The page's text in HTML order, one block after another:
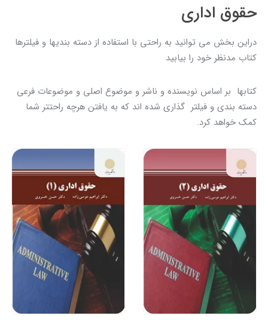
حقوق اداري
دراين بخش مي توانيد به راحتي با استفاده از دسته بنديها و فيلترها
کتاب مدنظر خود را بيابيد
کتابها بر اساس نويسنده و ناشر و موضوع اصلي و موضوعات فرعي
دسته بندي و فيلتر گذاري شده اند که به يافتن هرچه راحتتر شما
کمک خواهد کرد.